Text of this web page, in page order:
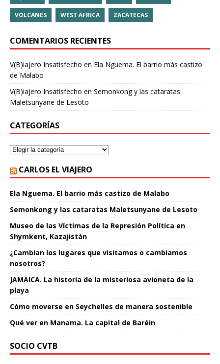
VOLCANES WEST AFRICA ZACATECAS
COMENTARIOS RECIENTES
V(B)iajero Insatisfecho en Ela Nguema. El barrio más castizo
de Malabo
V(B)iajero Insatisfecho en Semonkong y las cataratas
Maletsunyane de Lesoto
CATEGORÍAS
CARLOS EL VIAJERO
Ela Nguema. El barrio más castizo de Malabo
Semonkong y las cataratas Maletsunyane de Lesoto
Museo de las Víctimas de la Represión Política en
Shymkent, Kazajistán
¿Cambian los lugares que visitamos o cambiamos
nosotros?
JAMAICA. La historia de la misteriosa avioneta de la
playa
Cómo moverse en Seychelles de manera sostenible
Qué ver en Manama. La capital de Baréin
SOCIO CVTB